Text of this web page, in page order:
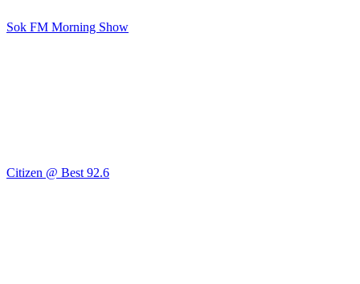
Sok FM Morning Show
Citizen @ Best 92.6